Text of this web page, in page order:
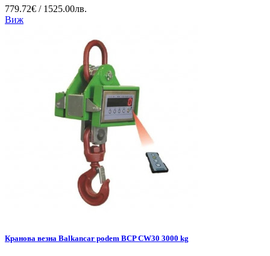
779.72€ / 1525.00лв.
Виж
Кранова везна Balkancar podem BCP CW30 3000 kg